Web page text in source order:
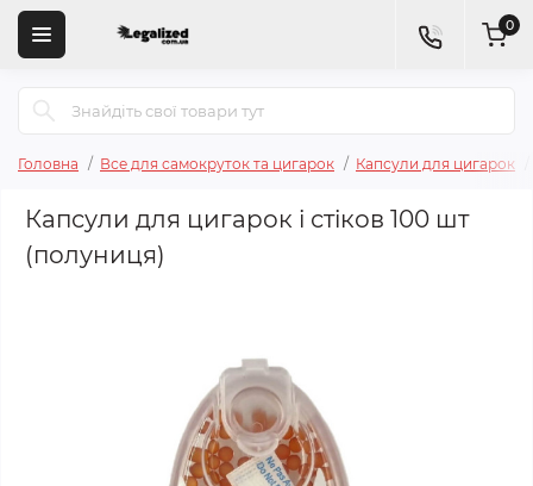
0
Головна Все для самокруток та цигарок Капсули для цигарок
Капсули для цигарок і стіков 100 шт
(полуниця)